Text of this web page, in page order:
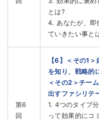
とは?
4. あなたが、即
ていきたい事と
第6
回
【6】＜その1
を知り、戦略的
＜その2＞チー
出すファシリテ
1. 4つのタイプ
って効果的にコ